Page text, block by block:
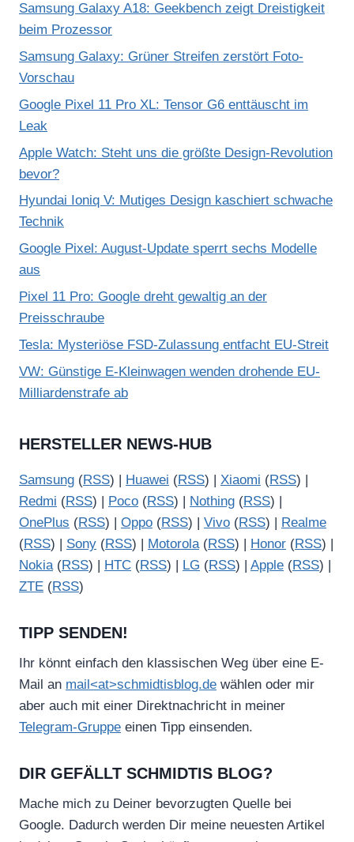
Samsung Galaxy A18: Geekbench zeigt Dreistigkeit
beim Prozessor
Samsung Galaxy: Grüner Streifen zerstört Foto-
Vorschau
Google Pixel 11 Pro XL: Tensor G6 enttäuscht im
Leak
Apple Watch: Steht uns die größte Design-Revolution
bevor?
Hyundai Ioniq V: Mutiges Design kaschiert schwache
Technik
Google Pixel: August-Update sperrt sechs Modelle
aus
Pixel 11 Pro: Google dreht gewaltig an der
Preisschraube
Tesla: Mysteriöse FSD-Zulassung entfacht EU-Streit
VW: Günstige E-Kleinwagen wenden drohende EU-
Milliardenstrafe ab
HERSTELLER NEWS-HUB
Samsung (RSS) | Huawei (RSS) | Xiaomi (RSS) |
Redmi (RSS) | Poco (RSS) | Nothing (RSS) |
OnePlus (RSS) | Oppo (RSS) | Vivo (RSS) |
Realme
(RSS) | Sony (RSS) | Motorola(RSS) | Honor (RSS) |
Nokia(RSS) | HTC (RSS) | LG (RSS) | Apple (RSS) |
ZTE (RSS)
TIPP SENDEN!
Ihr könnt einfach den klassischen Weg über eine E-
Mail an mail<at>schmidtisblog.de wählen oder mir
aber auch mit einer Direktnachricht in meiner
Telegram-Gruppe einen Tipp einsenden.
DIR GEFÄLLT SCHMIDTIS BLOG?
Mache mich zu Deiner bevorzugten Quelle bei
Google. Dadurch werden Dir meine neuesten Artikel